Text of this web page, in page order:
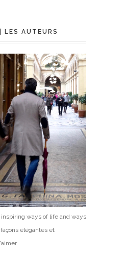
LES AUTEURS
ways of life and ways
élégantes et